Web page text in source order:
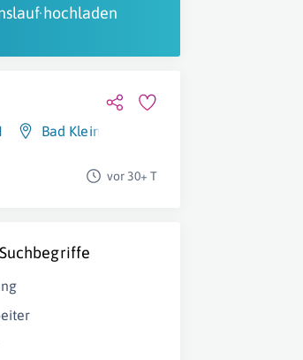
hochladen
Bad Kleinkirchheim
vor 30+ T